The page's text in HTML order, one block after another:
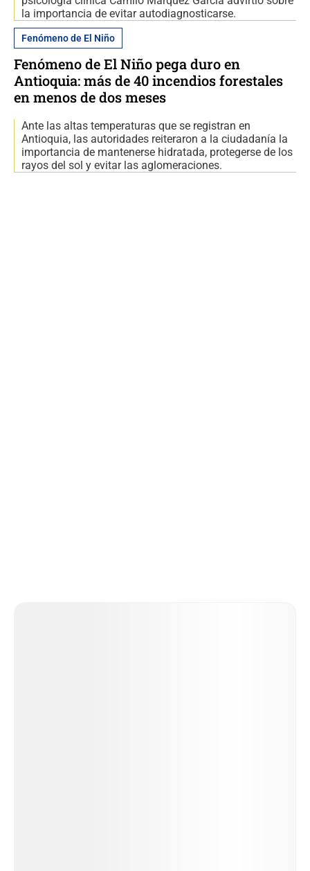
la importancia de evitar autodiagnosticarse.
Fenómeno de El Niño
Fenómeno de El Niño pega duro en
Antioquia: más de 40 incendios forestales
en menos de dos meses
Ante las altas temperaturas que se registran en
Antioquia, las autoridades reiteraron a la ciudadanía la
importancia de mantenerse hidratada, protegerse de los
rayos del sol y evitar las aglomeraciones.